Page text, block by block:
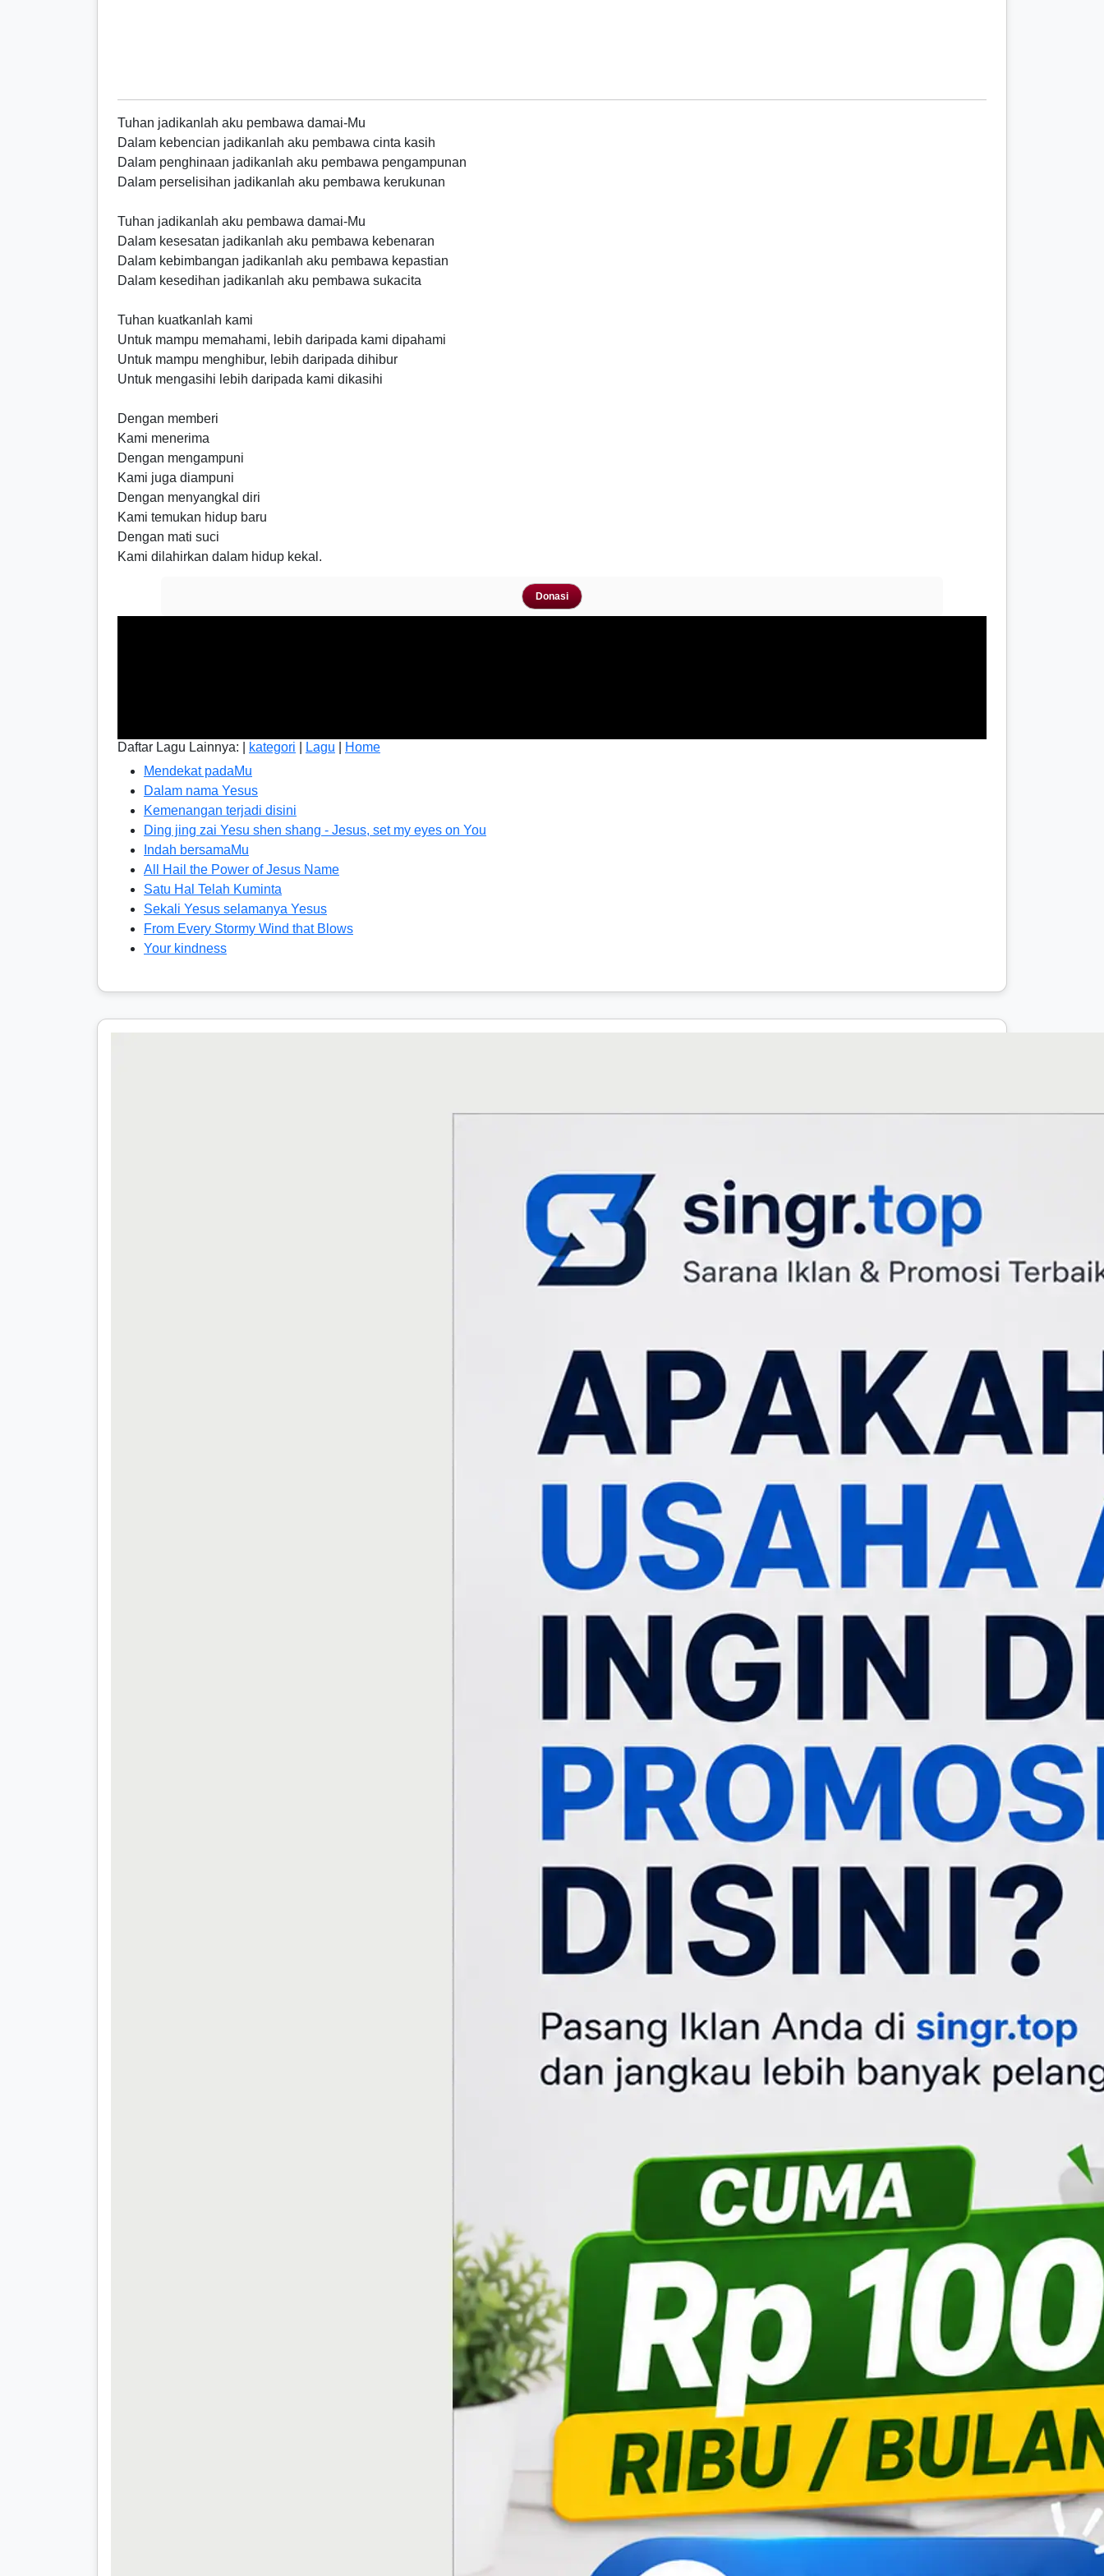
Tuhan jadikanlah aku pembawa damai-Mu
Dalam kebencian jadikanlah aku pembawa cinta kasih
Dalam penghinaan jadikanlah aku pembawa pengampunan
Dalam perselisihan jadikanlah aku pembawa kerukunan
Tuhan jadikanlah aku pembawa damai-Mu
Dalam kesesatan jadikanlah aku pembawa kebenaran
Dalam kebimbangan jadikanlah aku pembawa kepastian
Dalam kesedihan jadikanlah aku pembawa sukacita
Tuhan kuatkanlah kami
Untuk mampu memahami, lebih daripada kami dipahami
Untuk mampu menghibur, lebih daripada dihibur
Untuk mengasihi lebih daripada kami dikasihi
Dengan memberi
Kami menerima
Dengan mengampuni
Kami juga diampuni
Dengan menyangkal diri
Kami temukan hidup baru
Dengan mati suci
Kami dilahirkan dalam hidup kekal.
Donasi
Daftar Lagu Lainnya: | kategori Lagu
Home
Mendekat padaMu
Dalam nama Yesus
Kemenangan terjadi disini
Ding jing zai Yesu shen shang - Jesus, set my eyes on You
Indah bersamaMu
All Hail the Power of Jesus Name
Satu Hal Telah Kuminta
Sekali Yesus selamanya Yesus
From Every Stormy Wind that Blows
Your kindness